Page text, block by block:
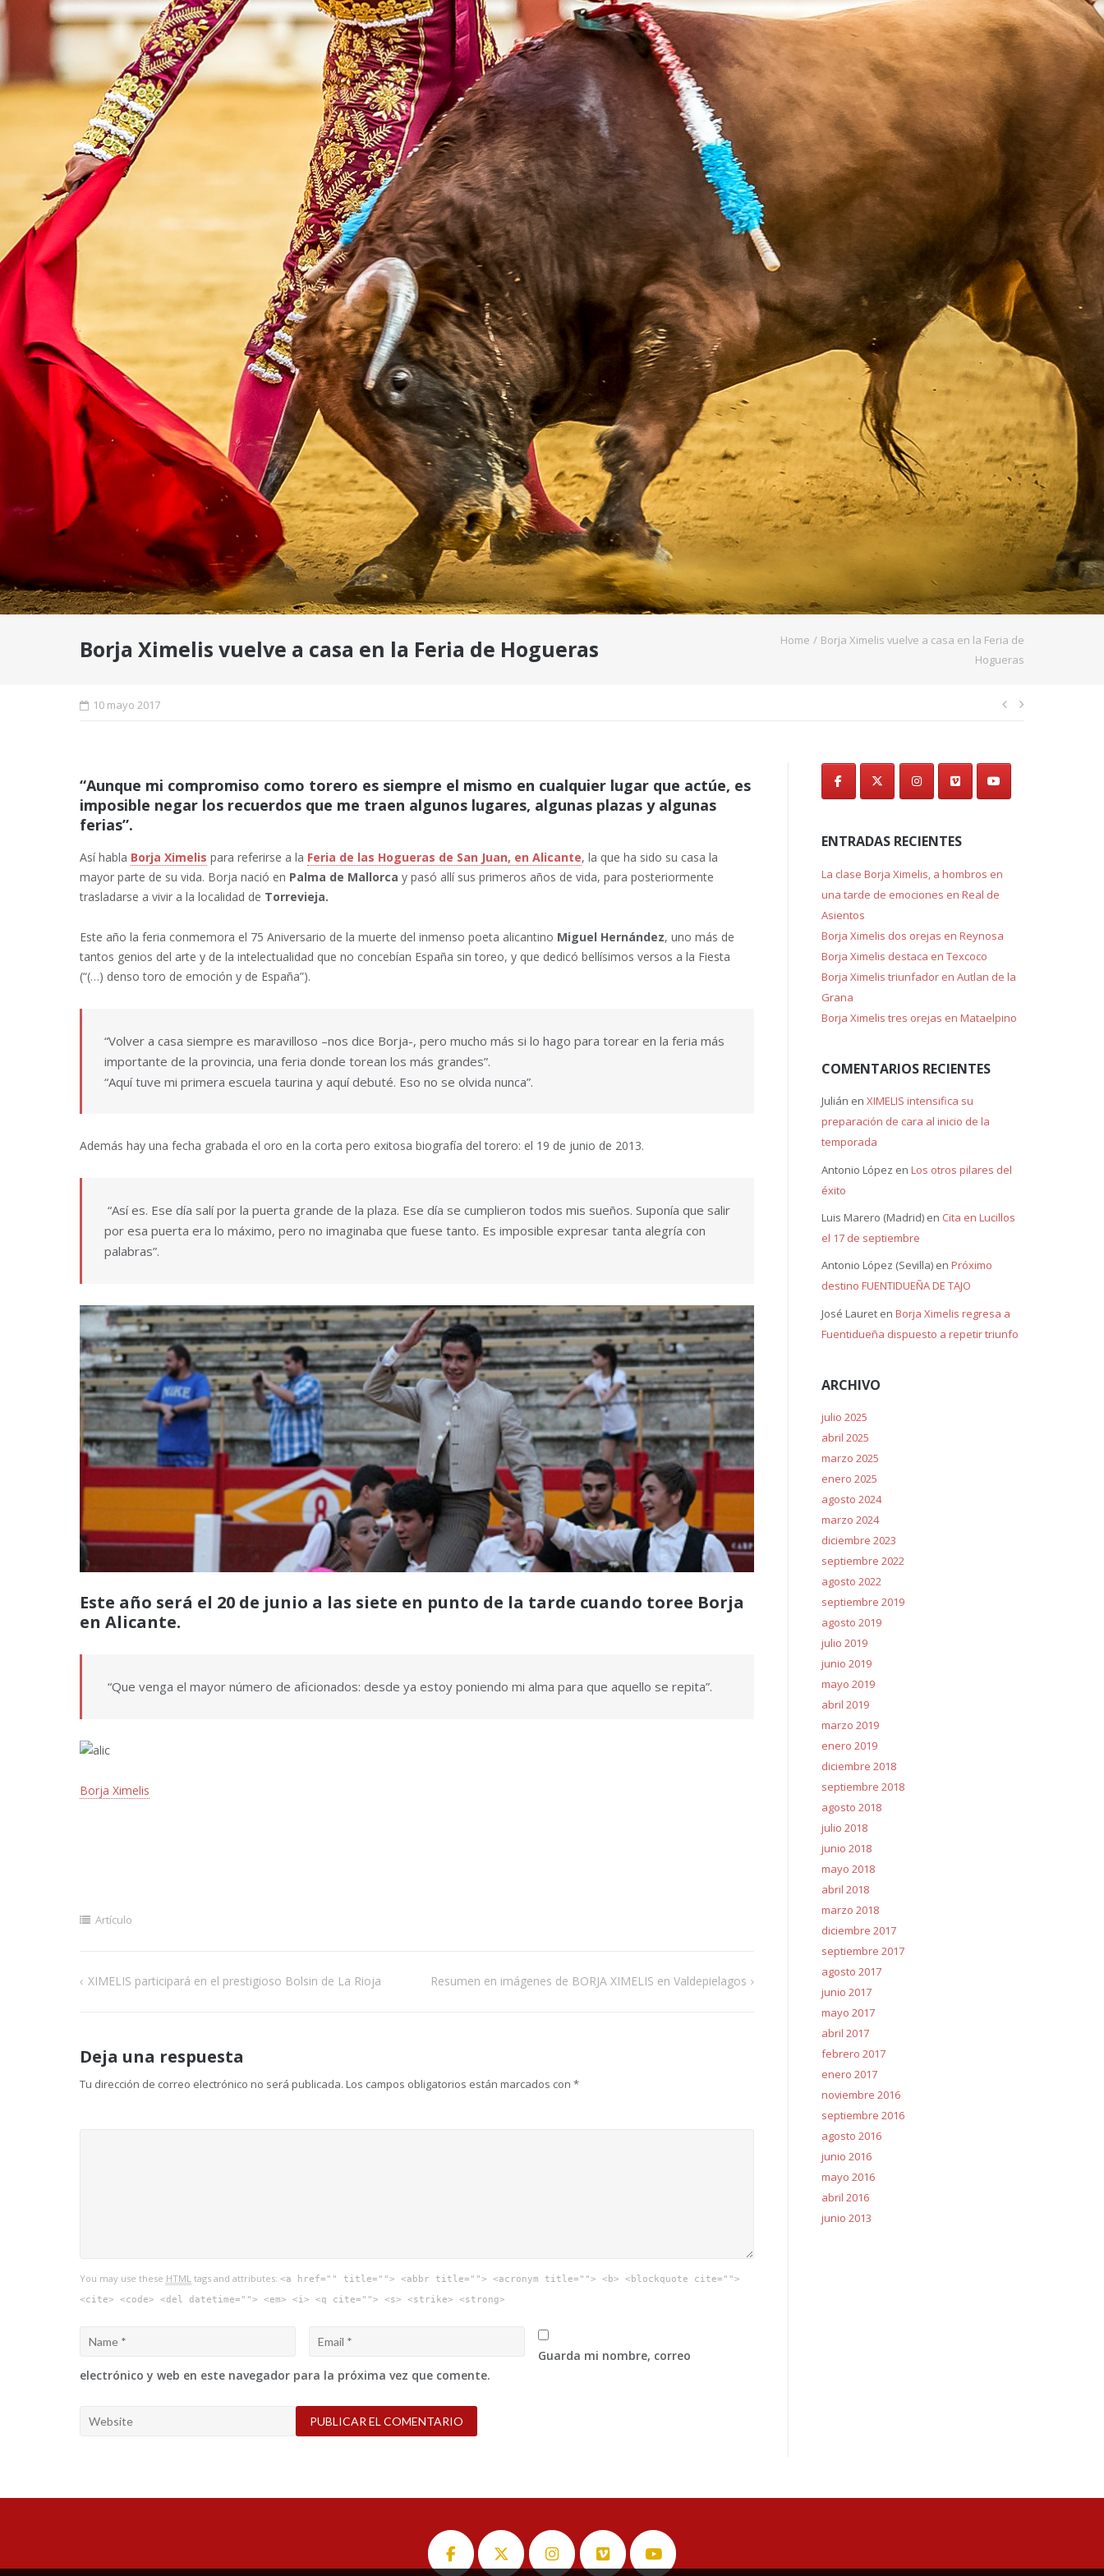
Borja Ximelis vuelve a casa en la Feria de Hogueras Home / Borja Ximelis vuelve a casa en la Feria de
Hogueras
10 mayo 2017
entradas
“Aunque mi compromiso como torero es siempre el mismo en cualquier lugar que actúe, es
imposible negar los recuerdos que me traen algunos lugares, algunas plazas y algunas
ferias”.
Así habla Borja Ximelis para referirse a la Feria de las Hogueras de San Juan, en Alicante, la que ha sido su casa la
mayor parte de su vida. Borja nació en Palma de Mallorca y pasó allí sus primeros años de vida, para posteriormente
trasladarse a vivir a la localidad de Torrevieja.
Este año la feria conmemora el 75 Aniversario de la muerte del inmenso poeta alicantino Miguel Hernández, uno más de
tantos genios del arte y de la intelectualidad que no concebían España sin toreo, y que dedicó bellísimos versos a la Fiesta
(“(…) denso toro de emoción y de España”).
“Volver a casa siempre es maravilloso –nos dice Borja-, pero mucho más si lo hago para torear en la feria más
importante de la provincia, una feria donde torean los más grandes”.
“Aquí tuve mi primera escuela taurina y aquí debuté. Eso no se olvida nunca”.
Además hay una fecha grabada el oro en la corta pero exitosa biografía del torero: el 19 de junio de 2013.
“Así es. Ese día salí por la puerta grande de la plaza. Ese día se cumplieron todos mis sueños. Suponía que salir
por esa puerta era lo máximo, pero no imaginaba que fuese tanto. Es imposible expresar tanta alegría con
palabras”.
Este año será el 20 de junio a las siete en punto de la tarde cuando toree Borja
en Alicante.
“Que venga el mayor número de aficionados: desde ya estoy poniendo mi alma para que aquello se repita”.
Borja Ximelis
Artículo
Navegación
entradas
XIMELIS participará en el prestigioso Bolsin de La Rioja Resumen en imágenes de BORJA XIMELIS en Valdepielagos
Deja una respuesta
Tu dirección de correo electrónico no será publicada. Los campos obligatorios están marcados con *
You may use these HTMLtags and attributes: <a href="" title=""> <abbr title=""> <acronym title=""> <b> <blockquote cite="">
<cite> <code> <del datetime=""> <em> <i> <q cite=""> <s> <strike> <strong>
Guarda mi nombre, correo
electrónico y web en este navegador para la próxima vez que comente.
ENTRADAS RECIENTES
La clase Borja Ximelis, a hombros en
una tarde de emociones en Real de
Asientos
Borja Ximelis dos orejas en Reynosa
Borja Ximelis destaca en Texcoco
Borja Ximelis triunfador en Autlan de la
Grana
Borja Ximelis tres orejas en Mataelpino
COMENTARIOS RECIENTES
Julián en XIMELIS intensifica su
preparación de cara al inicio de la
temporada
Antonio López en Los otros pilares del
éxito
Luis Marero (Madrid)en Cita en Lucillos
el 17 de septiembre
Antonio López (Sevilla)en Próximo
destino FUENTIDUEÑA DE TAJO
José Laureten Borja Ximelis regresa a
Fuentidueña dispuesto a repetir triunfo
ARCHIVO
julio 2025
abril 2025
marzo 2025
enero 2025
agosto 2024
marzo 2024
diciembre 2023
septiembre 2022
agosto 2022
septiembre 2019
agosto 2019
julio 2019
junio 2019
mayo 2019
abril 2019
marzo 2019
enero 2019
diciembre 2018
septiembre 2018
agosto 2018
julio 2018
junio 2018
mayo 2018
abril 2018
marzo 2018
diciembre 2017
septiembre 2017
agosto 2017
junio 2017
mayo 2017
abril 2017
febrero 2017
enero 2017
noviembre 2016
septiembre 2016
agosto 2016
junio 2016
mayo 2016
abril 2016
junio 2013